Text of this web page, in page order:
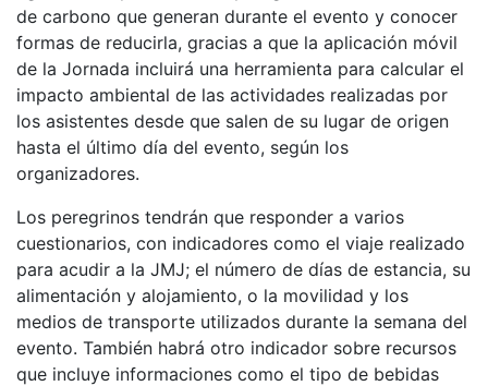
de carbono que generan durante el evento y conocer
formas de reducirla, gracias a que la aplicación móvil
de la Jornada incluirá una herramienta para calcular el
impacto ambiental de las actividades realizadas por
los asistentes desde que salen de su lugar de origen
hasta el último día del evento, según los
organizadores.
Los peregrinos tendrán que responder a varios
cuestionarios, con indicadores como el viaje realizado
para acudir a la JMJ; el número de días de estancia, su
alimentación y alojamiento, o la movilidad y los
medios de transporte utilizados durante la semana del
evento. También habrá otro indicador sobre recursos
que incluye informaciones como el tipo de bebidas